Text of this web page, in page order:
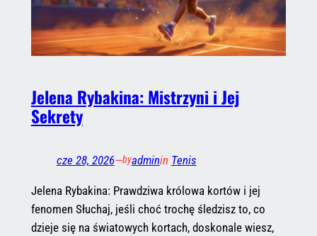
Jelena Rybakina: Mistrzyni i Jej
Sekrety
cze 28, 2026—byadminin Tenis
Jelena Rybakina: Prawdziwa królowa kortów i jej
fenomen Słuchaj, jeśli choć trochę śledzisz to, co
dzieje się na światowych kortach, doskonale wiesz,